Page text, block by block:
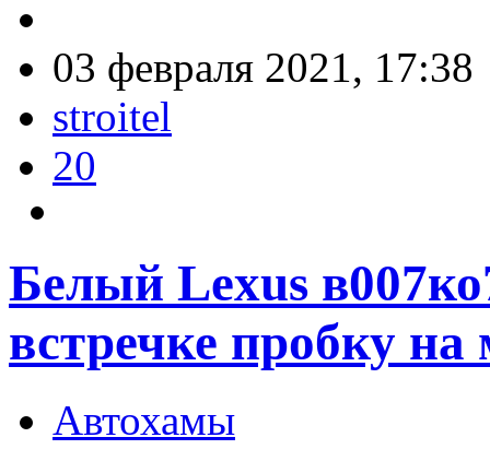
03 февраля 2021, 17:38
stroitel
20
Белый Lexus
встречке пробку на
Автохамы